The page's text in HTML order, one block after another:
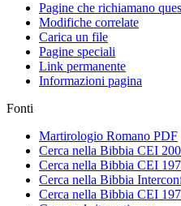
Pagine che richiamano
Modifiche correlate
Carica un file
Pagine speciali
Link permanente
Informazioni pagina
Fonti
Martirologio Romano PDF
Cerca nella Bibbia CEI
Cerca nella Bibbia CEI
Cerca nella Bibbia
Cerca nella Bibbia CEI